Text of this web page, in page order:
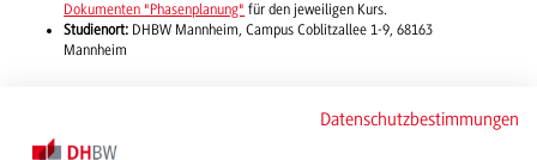
Dokumenten "Phasenplanung" für den jeweiligen Kurs.
Studienort: DHBW Mannheim, Campus Coblitzallee 1-9, 68163
Mannheim
inhaltlichen Ausrichtung sowie anschließenden Karriereperspektiven erhalten
Sie im Folgenden:
Datenschutzbestimmungen